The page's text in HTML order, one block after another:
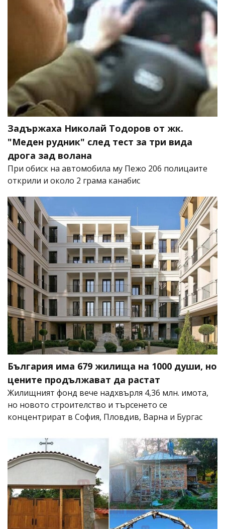
Задържаха Николай Тодоров от жк.
"Меден рудник" след тест за три вида
дрога зад волана
При обиск на автомобила му Пежо 206 полицаите
открили и около 2 грама канабис
България има 679 жилища на 1000 души, но
цените продължават да растат
Жилищният фонд вече надхвърля 4,36 млн. имота,
но новото строителство и търсенето се
концентрират в София, Пловдив, Варна и Бургас